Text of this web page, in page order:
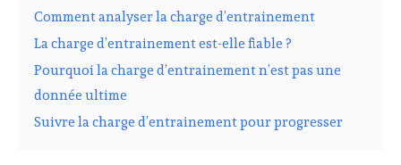
Comment analyser la charge d’entrainement
La charge d’entrainement est-elle fiable ?
Pourquoi la charge d’entrainement n’est pas une
donnée ultime
Suivre la charge d’entrainement pour progresser